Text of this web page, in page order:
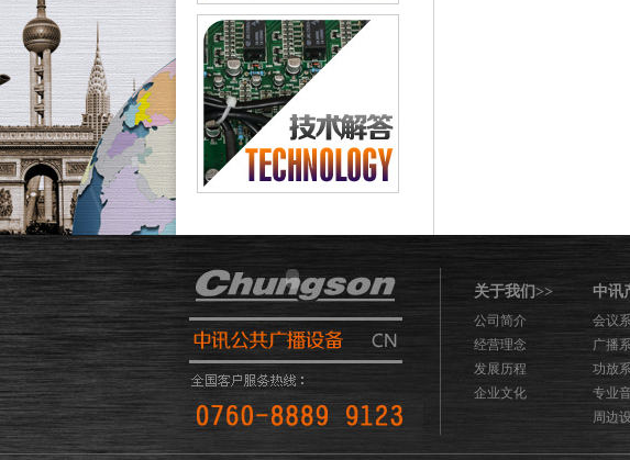
关于我们>> 中讯
公司简介
经营理念
发展历程
企业文化
会议
广播
功放
专业
周边